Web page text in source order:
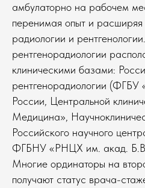
амбулаторно на рабочем
перенимая опыт и расширяя
радиологии и
рентгенорадиологии
клиническими базами:
рентгенорадиологии
России, Центральной
Медицина»,
Российского научного
ФГБНУ «РНЦХ им. акад. Б.В.
Многие ординаторы на
получают статус врача-